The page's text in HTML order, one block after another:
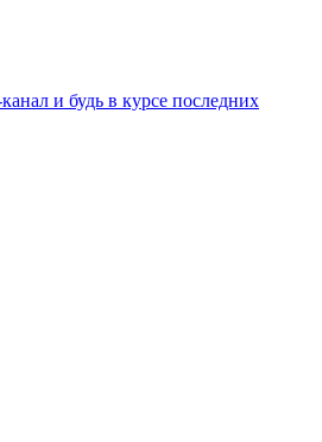
и будь в курсе последних